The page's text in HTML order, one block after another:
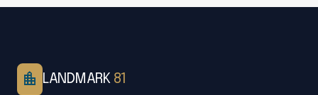
location_city LANDMARK 81